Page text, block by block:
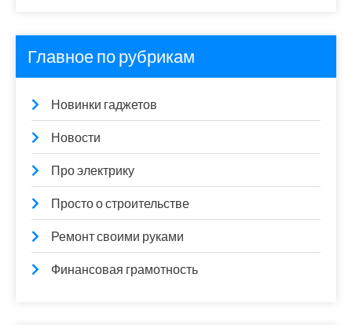
Главное по рубрикам
Новинки гаджетов
Новости
Про электрику
Просто о строительстве
Ремонт своими руками
Финансовая грамотность